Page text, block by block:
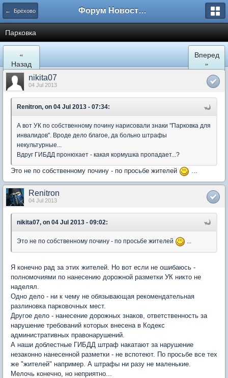
← Брёхово Форум Новостройки
Парковка
«
Назад
Вперед
»
nikita07
04 Jul 2013
Renitron, on 04 Jul 2013 - 07:34:
А вот УК по собственному почину нарисовали знаки "Парковка для
инвалидов". Вроде дело благое, да больно штрафы
некультурные...
Вдруг ГИБДД пронюхает - какая кормушка пропадает...?
Это не по собственному почину - по просьбе жителей ...
Renitron
04 Jul 2013
nikita07, on 04 Jul 2013 - 09:02:
Это не по собственному почину - по просьбе жителей
Я конечно рад за этих жителей. Но вот если не ошибаюсь -
полномочиями по нанесению дорожной разметки УК никто не
наделял.
Одно дело - ни к чему не обязывающая рекомендательная
разлиновка парковочных мест.
Другое дело - нанесение дорожных знаков, ответственность за
нарушение требований которых внесена в Кодекс
административных правонарушений.
А наши доблестные ГИБДД штраф накатают за нарушение
незаконно нанесенной разметки - не вспотеют. По просьбе все тех
же "жителей" например. А штрафы ни разу не маленькие.
Мелочь конечно, но неприятно...